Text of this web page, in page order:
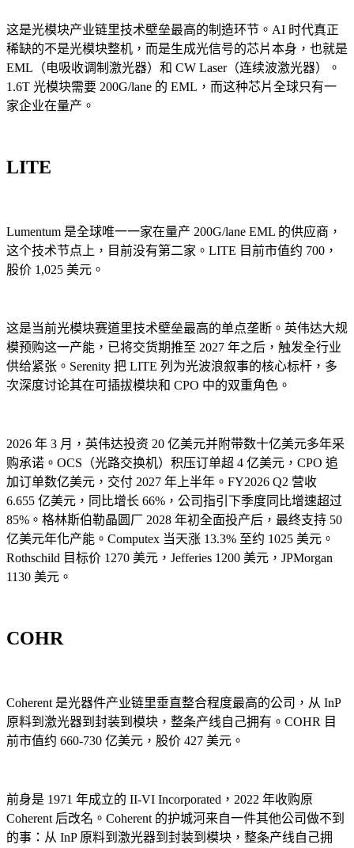
这是光模块产业链里技术壁垒最高的制造环节。AI 时代真正
稀缺的不是光模块整机，而是生成光信号的芯片本身，也就是
EML（电吸收调制激光器）和 CW Laser（连续波激光器）。
1.6T 光模块需要 200G/lane 的 EML，而这种芯片全球只有一
家企业在量产。
LITE
Lumentum 是全球唯一一家在量产 200G/lane EML 的供应商，
这个技术节点上，目前没有第二家。LITE 目前市值约 700，
股价 1,025 美元。
这是当前光模块赛道里技术壁垒最高的单点垄断。英伟达大规
模预购这一产能，已将交货期推至 2027 年之后，触发全行业
供给紧张。Serenity 把 LITE 列为光波浪叙事的核心标杆，多
次深度讨论其在可插拔模块和 CPO 中的双重角色。
2026 年 3 月，英伟达投资 20 亿美元并附带数十亿美元多年采
购承诺。OCS（光路交换机）积压订单超 4 亿美元，CPO 追
加订单数亿美元，交付 2027 年上半年。FY2026 Q2 营收
6.655 亿美元，同比增长 66%，公司指引下季度同比增速超过
85%。格林斯伯勒晶圆厂 2028 年初全面投产后，最终支持 50
亿美元年化产能。Computex 当天涨 13.3% 至约 1025 美元。
Rothschild 目标价 1270 美元，Jefferies 1200 美元，JPMorgan
1130 美元。
COHR
Coherent 是光器件产业链里垂直整合程度最高的公司，从 InP
原料到激光器到封装到模块，整条产线自己拥有。COHR 目
前市值约 660-730 亿美元，股价 427 美元。
前身是 1971 年成立的 II-VI Incorporated，2022 年收购原
Coherent 后改名。Coherent 的护城河来自一件其他公司做不到
的事：从 InP 原料到激光器到封装到模块，整条产线自己拥